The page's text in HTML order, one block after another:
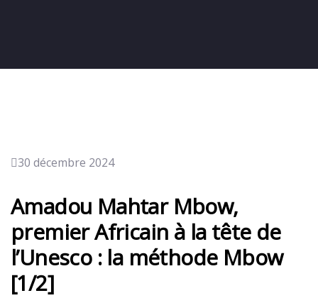
30 décembre 2024
Amadou Mahtar Mbow,
premier Africain à la tête de
l’Unesco : la méthode Mbow
[1/2]